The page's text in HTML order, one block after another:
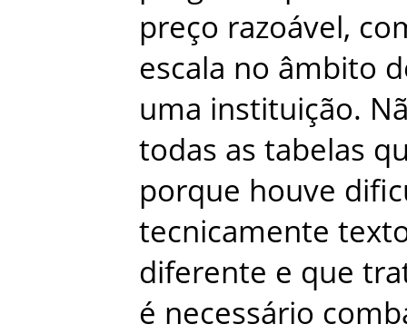
preço razoável,
escala no âmbito
uma instituição.
todas as tabelas
porque houve
tecnicamente
diferente e que
é necessário